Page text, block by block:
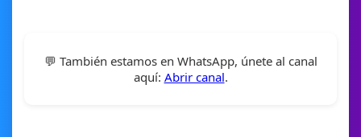
💬 También estamos en WhatsApp, únete al canal
aquí: Abrir canal.